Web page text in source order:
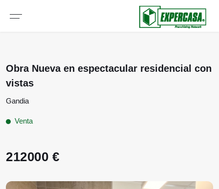
Obra Nueva en espectacular residencial con
vistas
Gandia
Venta
212000 €